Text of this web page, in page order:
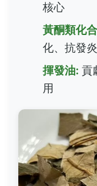
核心
黃酮類化
化、抗發
揮發油: 貢
用